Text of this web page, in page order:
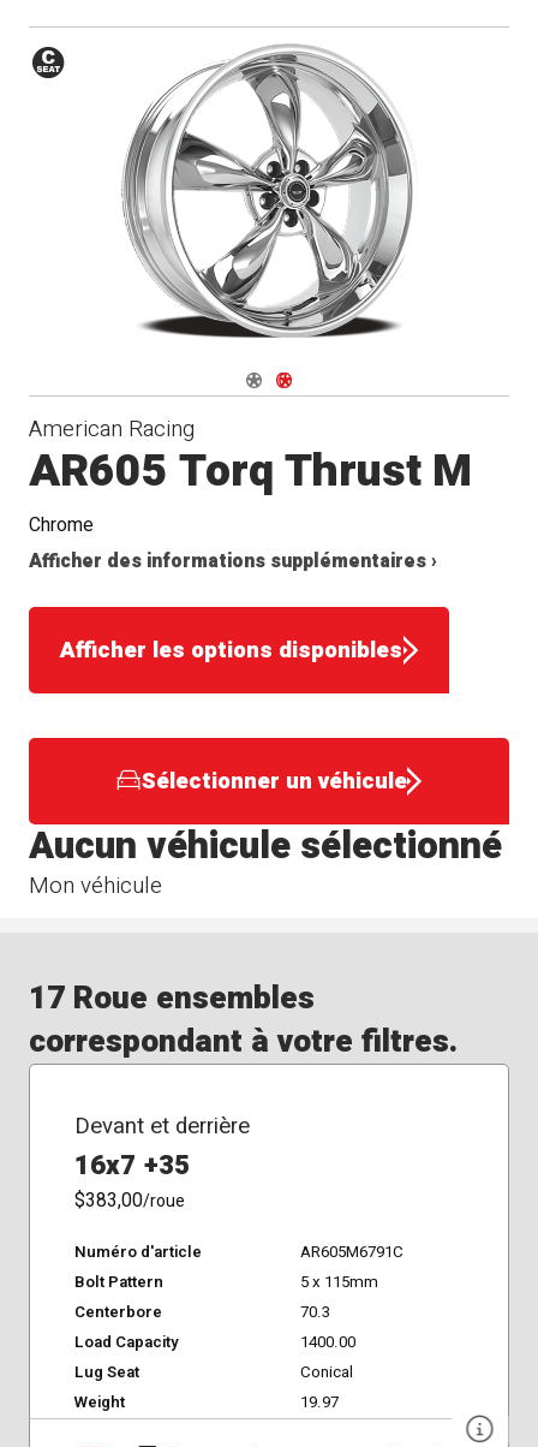
Navigate 1
Navigate 2
American Racing
AR605 Torq Thrust M
Chrome
Afficher des informations supplémentaires ›
Afficher les options disponibles
Sélectionner un véhicule
Mon véhicule
Aucun véhicule sélectionné
17 Roue ensembles
correspondant à votre filtres.
Devant et derrière
16x7 +35
$383,00/roue
Numéro d'article
AR605M6791C
Bolt Pattern
5 x 115mm
Centerbore
70.3
Load Capacity
1400.00
Lug Seat
Conical
Weight
19.97